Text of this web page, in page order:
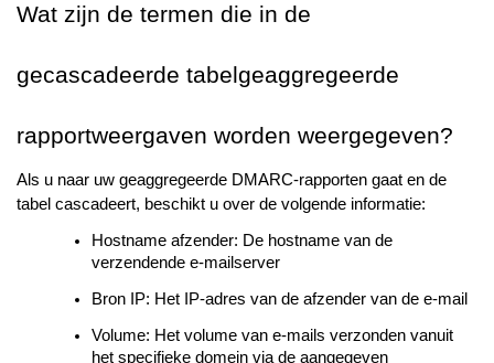
Wat zijn de termen die in de
gecascadeerde tabelgeaggregeerde
rapportweergaven worden weergegeven?
Als u naar uw geaggregeerde DMARC-rapporten gaat en de
tabel cascadeert, beschikt u over de volgende informatie:
Hostname afzender: De hostname van de
verzendende e-mailserver
Bron IP: Het IP-adres van de afzender van de e-mail
Volume: Het volume van e-mails verzonden vanuit
het specifieke domein via de aangegeven